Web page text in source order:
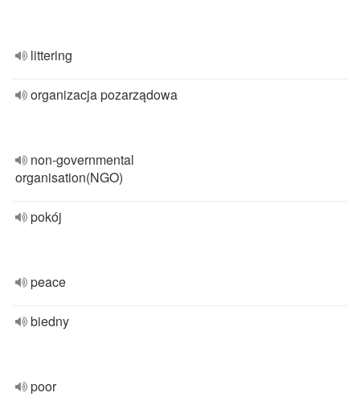
littering
organizacja pozarządowa
non-governmental
organisation(NGO)
pokój
peace
biedny
poor